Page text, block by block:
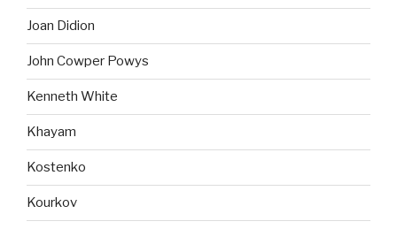
Joan Didion
John Cowper Powys
Kenneth White
Khayam
Kostenko
Kourkov